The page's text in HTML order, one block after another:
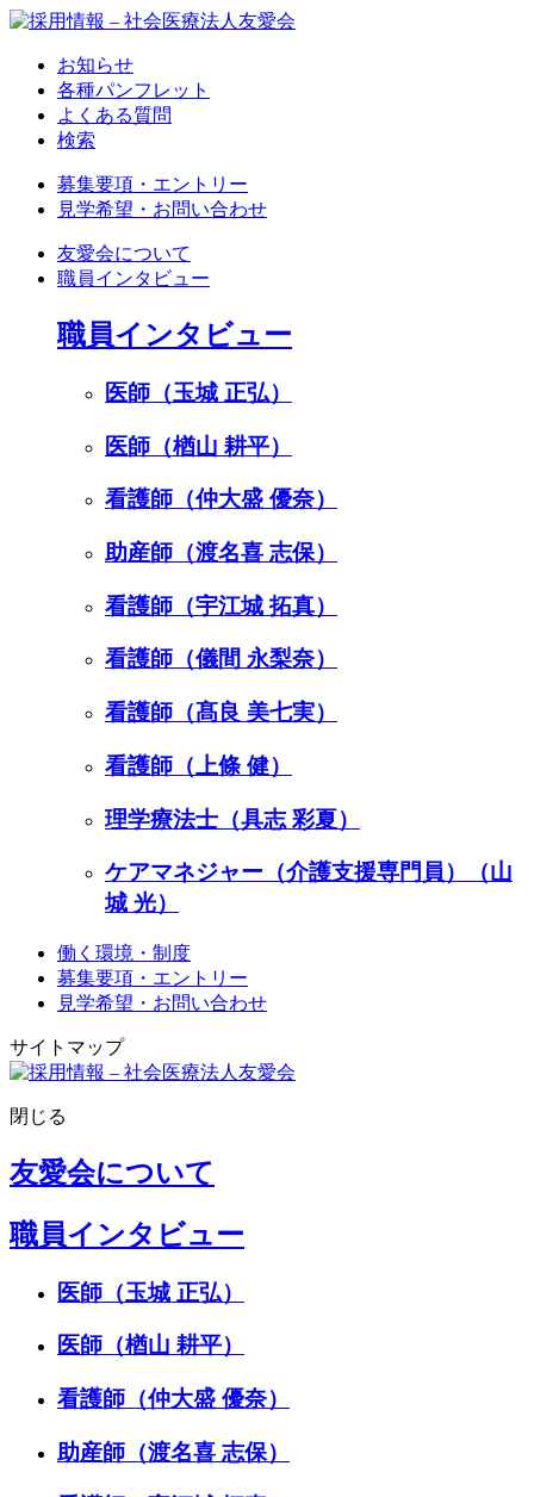
お知らせ
各種パンフレット
よくある質問
検索
募集要項・エントリー
見学希望・お問い合わせ
友愛会について
職員インタビュー
職員インタビュー
医師（玉城 正弘）
医師（楢山 耕平）
看護師（仲大盛 優奈）
助産師（渡名喜 志保）
看護師（宇江城 拓真）
看護師（儀間 永梨奈）
看護師（髙良 美七実）
看護師（上條 健）
理学療法士（具志 彩夏）
ケアマネジャー（介護支援専門員）（山
城 光）
働く環境・制度
募集要項・エントリー
見学希望・お問い合わせ
サイトマップ
閉じる
友愛会について
職員インタビュー
医師（玉城 正弘）
医師（楢山 耕平）
看護師（仲大盛 優奈）
助産師（渡名喜 志保）